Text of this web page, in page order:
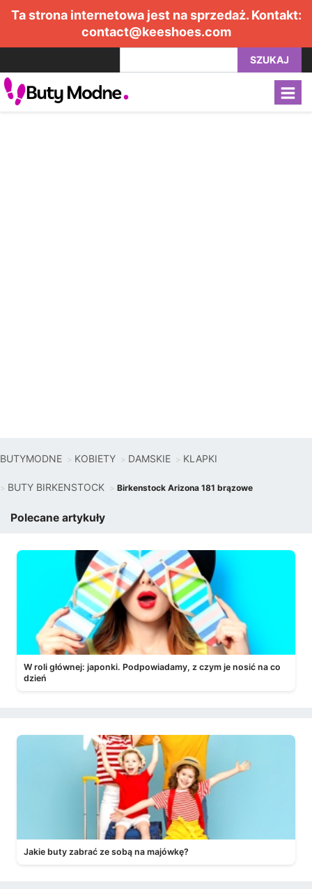
Ta strona internetowa jest na sprzedaż. Kontakt:
contact@keeshoes.com
SZUKAJ
BUTYMODNE KOBIETY DAMSKIE KLAPKI
BUTY BIRKENSTOCK Birkenstock Arizona 181 brązowe
Polecane artykuły
W roli głównej: japonki. Podpowiadamy, z czym je nosić na co
dzień
Jakie buty zabrać ze sobą na majówkę?